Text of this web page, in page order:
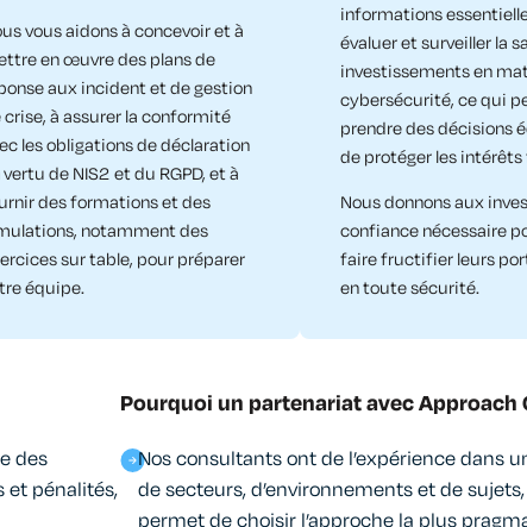
vous aidons à concevoir et à
en œuvre des plans de
aux incident et de gestion
crise, à assurer la conformité
les obligations de déclaration
de NIS2 et du RGPD, et à
des formations et des
notamment des
sur table, pour préparer
équipe.
informations
évaluer et surveiller la
investissements en
cybersécurité, ce qui
prendre des décisions
de protéger les
Nous donnons aux
confiance nécessaire
faire fructifier leurs
en toute sécurité.
des
et pénalités,
Pourquoi un partenariat avec Approach
Nos consultants ont de l’expérience dans
de secteurs, d’environnements et de